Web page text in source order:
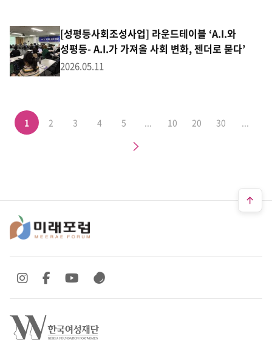
[성평등사회조성사업] 라운드테이블 ‘A.I.와
성평등- A.I.가 가져올 사회 변화, 젠더로 묻다’
2026.05.11
1 2 3 4 5 ... 10 20 30 ...
다음
SNS 바로가기
SNS 바로가기SNS 바로가기
SNS 바로가기